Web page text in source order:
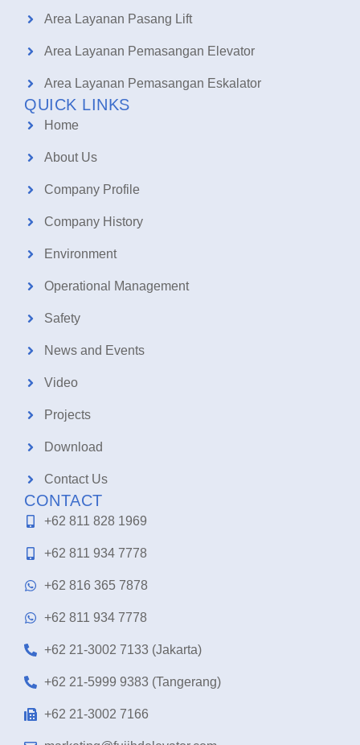
Area Layanan Pasang Lift
Area Layanan Pemasangan Elevator
Area Layanan Pemasangan Eskalator
QUICK LINKS
Home
About Us
Company Profile
Company History
Environment
Operational Management
Safety
News and Events
Video
Projects
Download
Contact Us
CONTACT
+62 811 828 1969
+62 811 934 7778
+62 816 365 7878
+62 811 934 7778
+62 21-3002 7133 (Jakarta)
+62 21-5999 9383 (Tangerang)
+62 21-3002 7166